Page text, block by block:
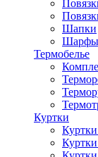
Шапки
Шарфы,
Термобелье
Куртки